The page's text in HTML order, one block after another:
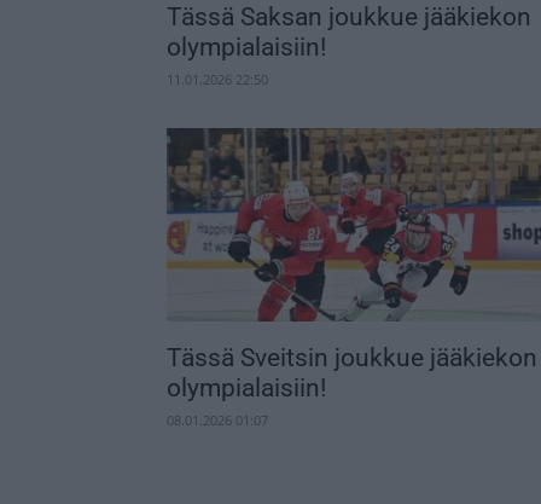
Tässä Saksan joukkue jääkiekon
olympialaisiin!
11.01.2026 22:50
Tässä Sveitsin joukkue jääkiekon
olympialaisiin!
08.01.2026 01:07